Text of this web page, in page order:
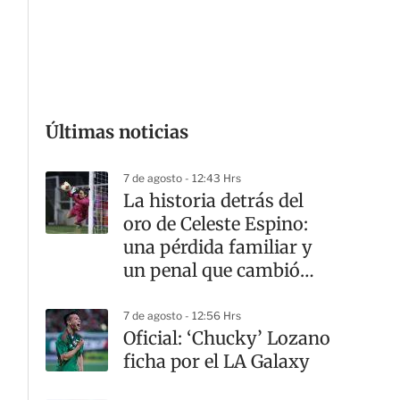
Últimas noticias
7 de agosto - 12:43 Hrs
La historia detrás del
oro de Celeste Espino:
una pérdida familiar y
un penal que cambió
7 de agosto - 12:56 Hrs
Oficial: ‘Chucky’ Lozano
ficha por el LA Galaxy